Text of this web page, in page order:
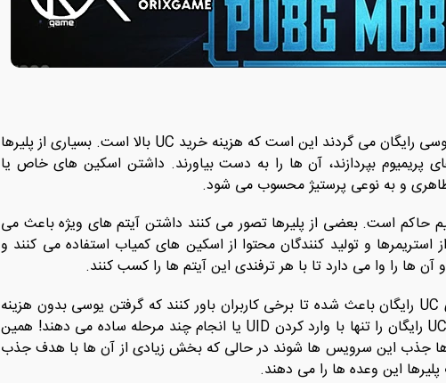
مهم ‌ترین دلیل پلیرها برای این که به دنبال کسب یوسی رایگان می گردند این است که هزینه خرید UC بالا است. بسیاری از پلیرها
پریمیوم بپردازند، آن ها را به دست بیاورند. داشتن اسکین ‌های خاص یا
ظاهری و به نوعی پرستیژ محسوب می ‌شود.
حاکم است. بعضی از پلیرها تصور می ‌کنند داشتن آیتم‌ های ویژه باعث می
و تولید کنندگان محتوا از اسکین‌ های کمیاب استفاده می‌ کنند و
ها را وا می دارد تا با هر ترفندی این آیتم ها را کسب کنند.
علاوه بر این تبلیغات فراوان و چشمگیر سایت ‌های UC رایگان باعث شده تا برخی کاربران باور کنند که گرفتن یوسی بدون هزینه
واقعا ممکن است. این سایت ‌ها گاه وعده هزاران UC رایگان را تنها با وارد کردن UID یا انجام چند مرحله ساده می‌ دهند! همین
جذب این سرویس ‌ها شوند در حالی که بخش زیادی از آن‌ ها با هدف جذب
این وعده ها را می دهند.